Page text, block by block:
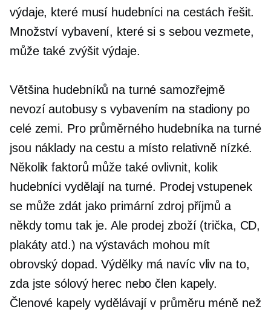
výdaje, které musí hudebníci na cestách řešit.
Množství vybavení, které si s sebou vezmete,
může také zvýšit výdaje.
Většina hudebníků na turné samozřejmě
nevozí autobusy s vybavením na stadiony po
celé zemi. Pro průměrného hudebníka na turné
jsou náklady na cestu a místo relativně nízké.
Několik faktorů může také ovlivnit, kolik
hudebníci vydělají na turné. Prodej vstupenek
se může zdát jako primární zdroj příjmů a
někdy tomu tak je. Ale prodej zboží (trička, CD,
plakáty atd.) na výstavách mohou mít
obrovský dopad. Výdělky má navíc vliv na to,
zda jste sólový herec nebo člen kapely.
Členové kapely vydělávají v průměru méně než